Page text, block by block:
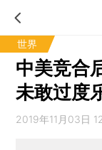
世界
中美竞合
未敢过度
2019年11月03日